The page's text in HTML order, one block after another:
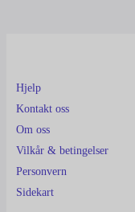
Hjelp
Kontakt oss
Om oss
Vilkår & betingelser
Personvern
Sidekart